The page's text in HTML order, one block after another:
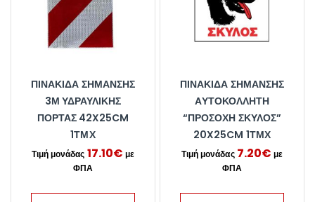
ΠΙΝΑΚΊΔΑ ΣΉΜΑΝΣΗΣ
3Μ ΥΔΡΑΥΛΙΚΉΣ
ΠΌΡΤΑΣ 42X25CM
1ΤΜΧ
17.10€
ΠΙΝΑΚΊΔΑ ΣΉΜΑΝΣΗΣ
AΥΤΟΚΌΛΛΗΤΗ
“ΠΡΟΣΟΧΉ ΣΚΎΛΟΣ”
20X25CM 1ΤΜΧ
7.20€